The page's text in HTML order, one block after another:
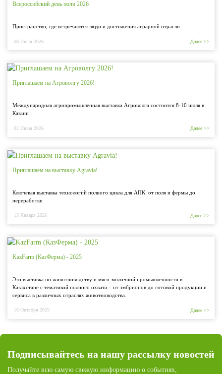
Всероссийский день поля 2026
Пространство, где встречаются люди и достижения аграрной отрасли
08 Июля 2026 Далее >>
Приглашаем на Агроволгу 2026!
Международная агропромышленная выставка Агроволга состоится 8-10 июля в
Казани
02 Июня 2026 Далее >>
Приглашаем на выставку Agravia!
Ключевая выставка технологий полного цикла для АПК: от поля и фермы до
переработки
13 Января 2026 Далее >>
KazFarm (КазФерма) - 2025
Это выставка по животноводству и мясо-молочной промышленности в
Казахстане с тематикой полного охвата – от эмбрионов до готовой продукции и
сервиса в различных отраслях животноводства.
16 Октября 2025 Далее >>
Подписывайтесь на нашу рассылку новостей
Получайте всю самую свежую информацию о событиях,